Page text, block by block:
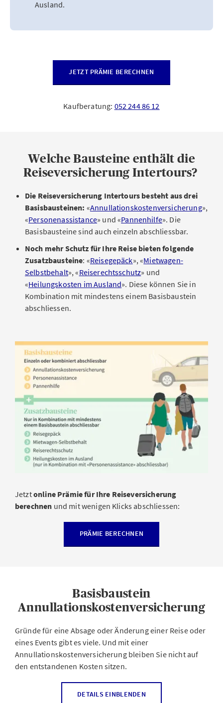
Ausland.
JETZT PRÄMIE BERECHNEN
Kaufberatung: 052 244 86 12
Welche Bausteine enthält die
Reiseversicherung Intertours?
Die Reiseversicherung Intertours besteht aus drei
Basisbausteinen: «Annullationskostenversicherung»,
«Personenassistance» und «Pannenhilfe». Die
Basisbausteine sind auch einzeln abschliessbar.
Noch mehr Schutz für Ihre Reise bieten folgende
Zusatzbausteine: «Reisegepäck», «Mietwagen-
Selbstbehalt», «Reiserechtsschutz» und
«Heilungskosten im Ausland». Diese können Sie in
Kombination mit mindestens einem Basisbaustein
abschliessen.
Jetztonline Prämie für Ihre Reiseversicherung
berechnen und mit wenigen Klicks abschliessen:
PRÄMIE BERECHNEN
Basisbaustein
Annullationskostenversicherung
Gründe für eine Absage oder Änderung einer Reise oder
eines Events gibt es viele. Und mit einer
Annullationskostenversicherung bleiben Sie nicht auf
den entstandenen Kosten sitzen.
Die Annullationskostenversicherung, auch
DETAILS EINBLENDEN